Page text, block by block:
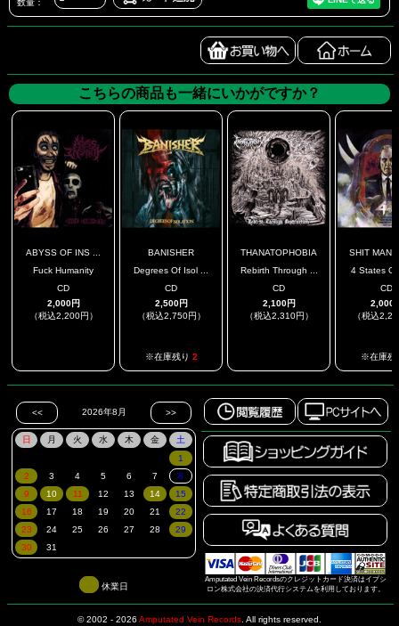
数量：
こちらの商品も一緒にいかがですか？
ABYSS OF INS ...
Fuck Humanity
CD
2,000円
（税込2,200円）
BANISHER
Degrees Of Isol ...
CD
2,500円
（税込2,750円）
※在庫残り 2
THANATOPHOBIA
Rebirth Through ...
CD
2,100円
（税込2,310円）
SHIT
4 States
CD
2,000
（税込
※在庫残
Amputated Vein Recordsのクレジットカード決済はイプシ
ロン株式会社の決済代行システムを利用しております。
休業日
© 2002 - 2026 Amputated Vein Records All rights reserved.